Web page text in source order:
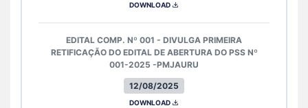
DOWNLOAD
12/08/2025
EDITAL COMP. Nº 001 - DIVULGA PRIMEIRA
RETIFICAÇÃO DO EDITAL DE ABERTURA DO PSS Nº
001-2025 -PMJAURU
DOWNLOAD